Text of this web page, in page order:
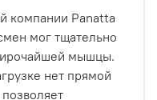
компании Panatta
мог тщательно
мышцы.
нет прямой